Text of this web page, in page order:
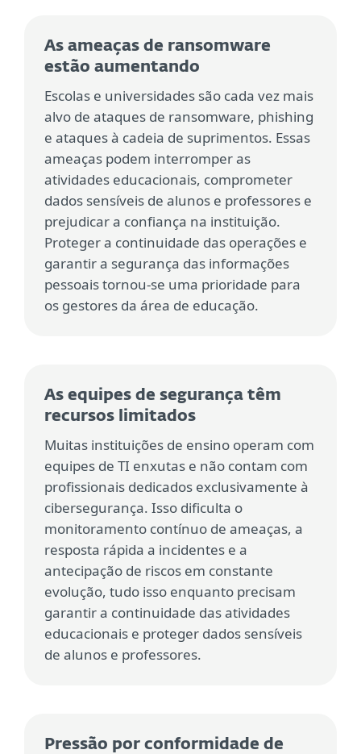
As ameaças de ransomware
estão aumentando
Escolas e universidades são cada vez mais
alvo de ataques de ransomware, phishing
e ataques à cadeia de suprimentos. Essas
ameaças podem interromper as
atividades educacionais, comprometer
dados sensíveis de alunos e professores e
prejudicar a confiança na instituição.
Proteger a continuidade das operações e
garantir a segurança das informações
pessoais tornou-se uma prioridade para
os gestores da área de educação.
As equipes de segurança têm
recursos limitados
Muitas instituições de ensino operam com
equipes de TI enxutas e não contam com
profissionais dedicados exclusivamente à
cibersegurança. Isso dificulta o
monitoramento contínuo de ameaças, a
resposta rápida a incidentes e a
antecipação de riscos em constante
evolução, tudo isso enquanto precisam
garantir a continuidade das atividades
educacionais e proteger dados sensíveis
de alunos e professores.
Pressão por conformidade de